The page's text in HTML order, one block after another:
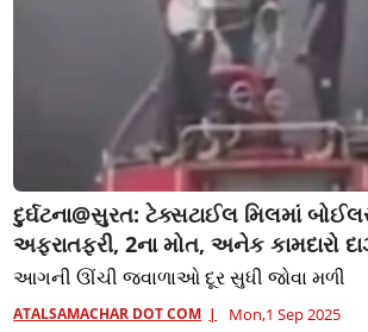
દુર્ઘટના@સુરત: ટેક્સટાઈલ મિલમાં
અફરાતફરી, 2ના મોત, અનેક કામદારો
આગની ઊંચી જ્વાળાઓ દૂર સુધી જોવા મળી
ATALSAMACHAR DOT COM Mon,1 Sep 2025